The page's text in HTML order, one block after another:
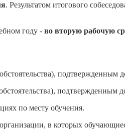
. Результатом итогового
году - во вторую рабочую
подтвержденным
подтвержденным
по месту обучения.
в которых